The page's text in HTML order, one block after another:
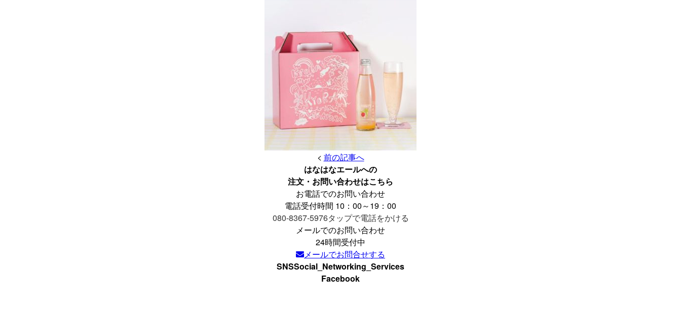
< 前の記事へ
はなはなエールへの
注文・お問い合わせはこちら
お電話でのお問い合わせ
電話受付時間 10：00～19：00
080-8367-5976タップで電話をかける
メールでのお問い合わせ
24時間受付中
メールでお問合せする
SNSSocial_Networking_Services
Facebook